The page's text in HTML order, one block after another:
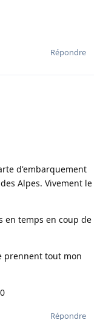
Répondre
d'embarquement
Alpes. Vivement le
en temps en coup de
prennent tout mon
Répondre